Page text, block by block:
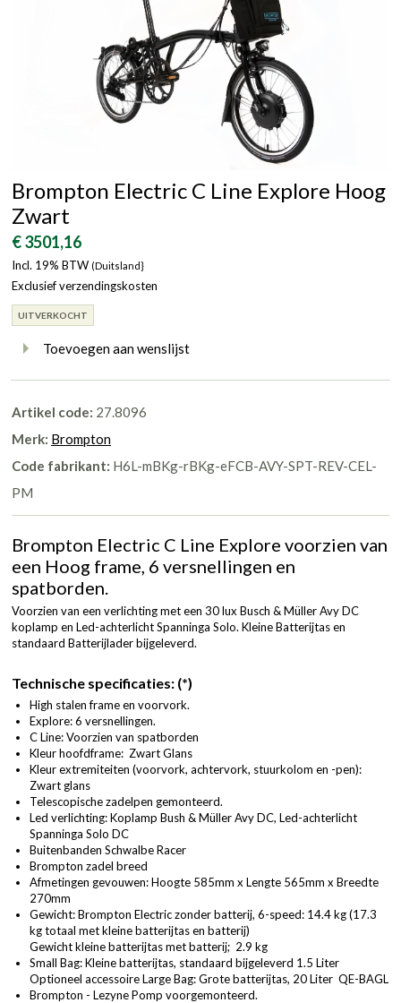
Brompton Electric C Line Explore Hoog
Zwart
€ 3501,16
Incl. 19% BTW (Duitsland}
Exclusief verzendingskosten
UITVERKOCHT
Toevoegen aan wenslijst
Artikel code: 27.8096
Merk: Brompton
Code fabrikant: H6L-mBKg-rBKg-eFCB-AVY-SPT-REV-CEL-
PM
Brompton Electric C Line Explore voorzien van
een Hoog frame, 6 versnellingen en
spatborden.
Voorzien van een verlichting met een 30 lux Busch & Müller Avy DC
koplamp en Led-achterlicht Spanninga Solo. Kleine Batterijtas en
standaard Batterijlader bijgeleverd.
Technische specificaties: (*)
High stalen frame en voorvork.
Explore: 6 versnellingen.
C Line: Voorzien van spatborden
Kleur hoofdframe: Zwart Glans
Kleur extremiteiten (voorvork, achtervork, stuurkolom en -pen):
Zwart glans
Telescopische zadelpen gemonteerd.
Led verlichting: Koplamp Bush & Müller Avy DC, Led-achterlicht
Spanninga Solo DC
Buitenbanden Schwalbe Racer
Brompton zadel breed
Afmetingen gevouwen: Hoogte 585mm x Lengte 565mm x Breedte
270mm
Gewicht: Brompton Electric zonder batterij, 6-speed: 14.4 kg (17.3
kg totaal met kleine batterijtas en batterij)
Gewicht kleine batterijtas met batterij; 2.9 kg
Small Bag: Kleine batterijtas, standaard bijgeleverd 1.5 Liter
Optioneel accessoire Large Bag: Grote batterijtas, 20 Liter QE-BAGL
Brompton - Lezyne Pomp voorgemonteerd.